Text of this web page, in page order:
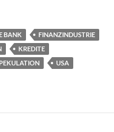
BANK
FINANZINDUSTRIE
KREDITE
USA